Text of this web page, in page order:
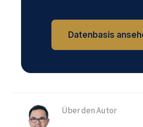
Datenbasis
Über den Autor